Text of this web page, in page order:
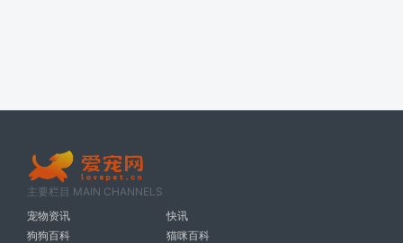
主要栏目 MAIN CHANNELS
宠物资讯
快讯
狗狗百科
猫咪百科